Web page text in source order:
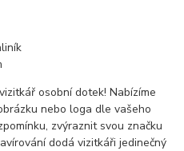
osobní dotek! Nabízíme
nebo loga dle vašeho
zvýraznit svou značku
dodá vizitkáři jedinečný